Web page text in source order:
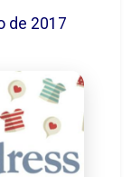
de 2017